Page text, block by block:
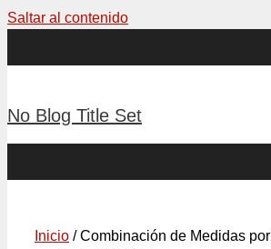
Saltar al contenido
No Blog Title Set
Inicio / Combinación de Medidas